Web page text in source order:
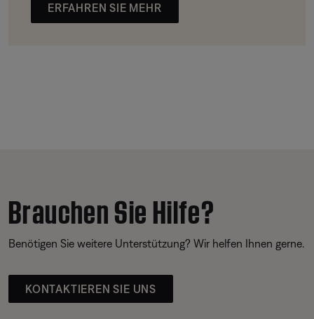
ERFAHREN SIE MEHR
Brauchen Sie Hilfe?
Benötigen Sie weitere Unterstützung? Wir helfen Ihnen gerne.
KONTAKTIEREN SIE UNS